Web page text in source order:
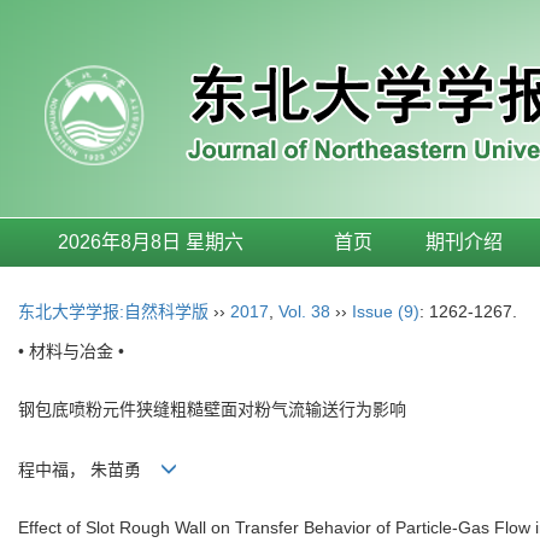
2026年8月8日 星期六 首页 期刊介绍
东北大学学报:自然科学版 ›› 2017 Vol. 38 ›› Issue (9): 1262-1267.
• 材料与冶金 •
钢包底喷粉元件狭缝粗糙壁面对粉气流输送行为影响
程中福， 朱苗勇
Effect of Slot Rough Wall on Transfer Behavior of Particle-Gas